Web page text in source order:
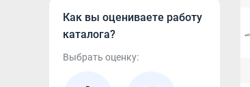
Как вы оцениваете работу
каталога?
Выбрать оценку: